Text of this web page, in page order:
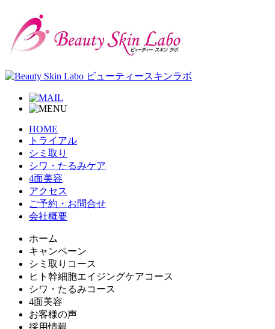
HOME
トライアル
シミ取り
シワ・たるみケア
4面美容
アクセス
ご予約・お問合せ
会社概要
ホーム
キャンペーン
シミ取りコース
ヒト幹細胞エイジングケアコース
シワ・たるみコース
4面美容
お客様の声
採用情報